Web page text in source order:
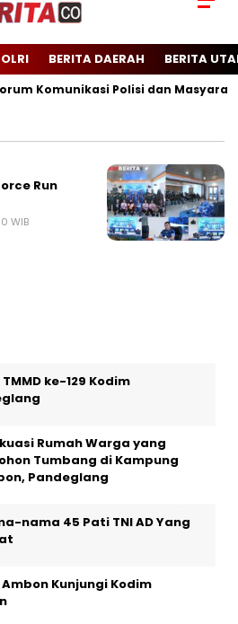
BERITA DAERAH BERITA
Komunikasi Polisi dan Masyarakat
Run
WIB
ke-129 Kodim
Rumah Warga yang
Tumbang di Kampung
Pandeglang
nama 45 Pati TNI AD Yang
Kunjungi Kodim